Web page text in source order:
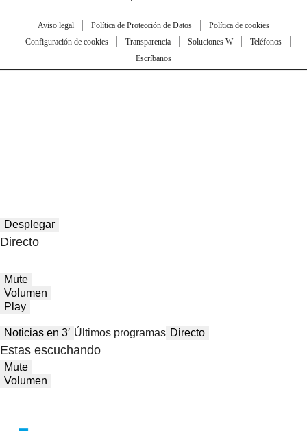
Aviso legal Política de Protección de Datos
Política de cookies
Configuración de cookies
Transparencia Soluciones W
Teléfonos
Escríbanos
Desplegar
Directo
Mute
Volumen
Play
Noticias en 3′ Últimos programas Directo
Estas escuchando
Mute
Volumen